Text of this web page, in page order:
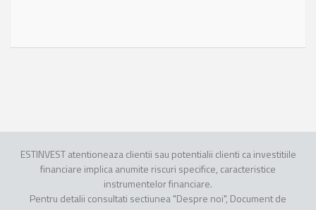
ESTINVEST atentioneaza clientii sau potentialii clienti ca investitiile
financiare implica anumite riscuri specifice, caracteristice
instrumentelor financiare.
Pentru detalii consultati sectiunea "Despre noi", Document de